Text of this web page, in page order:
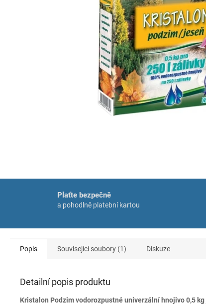
Plaťte bezpečně
a pohodlně platební kartou
Popis Související soubory (1) Diskuze
Detailní popis produktu
Kristalon Podzim vodorozpustné univerzální hnojivo 0,5 kg